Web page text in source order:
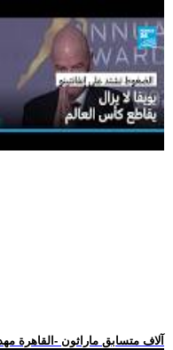
.. 10 آلاف متسابق ماراثون -